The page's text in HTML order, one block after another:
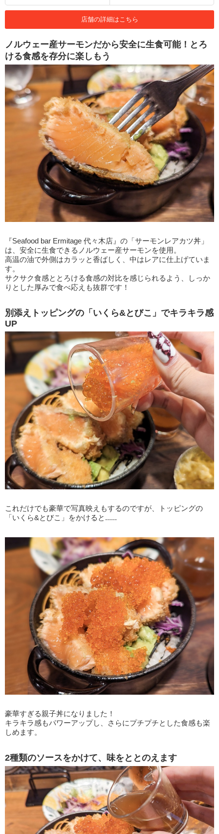
店舗の詳細はこちら
ノルウェー産サーモンだから安全に生食可能！とろ
ける食感を存分に楽しもう
『Seafood bar Ermitage 代々木店』の「サーモンレアカツ丼」
は、安全に生食できるノルウェー産サーモンを使用。
高温の油で外側はカラッと香ばしく、中はレアに仕上げていま
す。
サクサク食感ととろける食感の対比を感じられるよう、しっか
りとした厚みで食べ応えも抜群です！
別添えトッピングの「いくら&とびこ」でキラキラ感
UP
これだけでも豪華で写真映えもするのですが、トッピングの
「いくら&とびこ」をかけると......
豪華すぎる親子丼になりました！
キラキラ感もパワーアップし、さらにプチプチとした食感も楽
しめます。
2種類のソースをかけて、味をととのえます